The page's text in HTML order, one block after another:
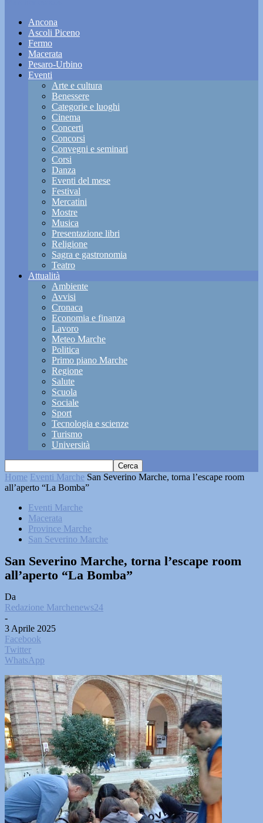
Ancona
Ascoli Piceno
Fermo
Macerata
Pesaro-Urbino
Eventi
Arte e cultura
Benessere
Categorie e luoghi
Cinema
Concerti
Concorsi
Convegni e seminari
Corsi
Danza
Eventi del mese
Festival
Mercatini
Mostre
Musica
Presentazione libri
Religione
Sagra e gastronomia
Teatro
Attualità
Ambiente
Avvisi
Cronaca
Economia e finanza
Lavoro
Meteo Marche
Politica
Primo piano Marche
Regione
Salute
Scuola
Sociale
Sport
Tecnologia e scienze
Turismo
Università
Home Eventi Marche San Severino Marche, torna l’escape room
all’aperto “La Bomba”
Eventi Marche
Macerata
Province Marche
San Severino Marche
San Severino Marche, torna l’escape room
all’aperto “La Bomba”
Da
Redazione Marchenews24
-
3 Aprile 2025
Facebook
Twitter
WhatsApp